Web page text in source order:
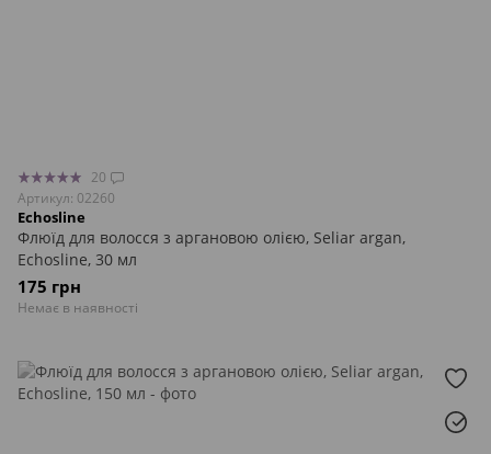
20
Артикул: 02260
Echosline
Флюїд для волосся з аргановою олією, Seliar argan,
Echosline, 30 мл
175 грн
Немає в наявності